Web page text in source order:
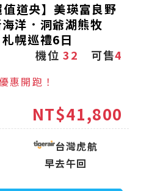
道央】美瑛富良野
洋．洞爺湖熊牧
幌巡禮6日
機位32 可售4
惠開跑！
台灣虎航
早去午回
NT$41,800